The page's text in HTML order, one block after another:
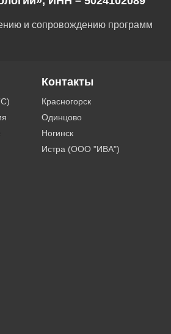
и сопровождению программ
Контакты
Красногорск
Одинцово
Ногинск
Истра (ООО "ИВА")